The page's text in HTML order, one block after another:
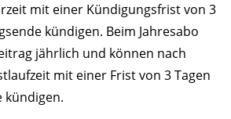
mit einer Kündigungsfrist von 3
kündigen. Beim Jahresabo
jährlich und können nach
mit einer Frist von 3 Tagen
kündigen.